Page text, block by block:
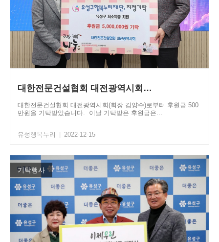
대한전문건설협회 대전광역시회…
대한전문건설협회 대전광역시회(회장 김양수)로부터 후원금 500
만원을 기탁받았습니다. 이날 기탁받은 후원금은…
유성행복누리 2022-12-15
기탁행사